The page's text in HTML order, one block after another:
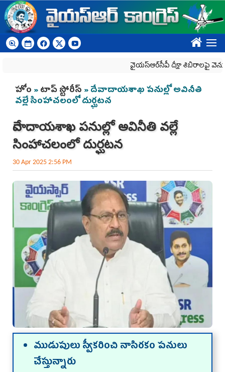
Skip to main content
????
వైయ‌స్ఆర్‌సీపీ దీక్షా శిబిరాలపై వెన్నుపోటు
You are here
హోం »టాప్ స్టోరీస్ » దేవాదాయశాఖ పనుల్లో అవినీతి
వల్లే సింహాచలంలో దుర్ఘటన
దేవాదాయశాఖ పనుల్లో అవినీతి వల్లే
సింహాచలంలో దుర్ఘటన
30 Apr 2025 2:56 PM
ముడుపులు స్వీకరించి నాసిరకం పనులు
చేస్తున్నారు